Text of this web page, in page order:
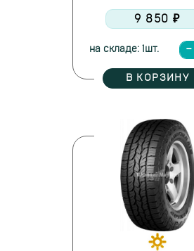
9 850 ₽
на складе: 1шт.
В КОРЗИНУ